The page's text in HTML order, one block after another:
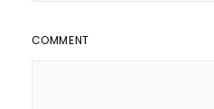
COMMENT